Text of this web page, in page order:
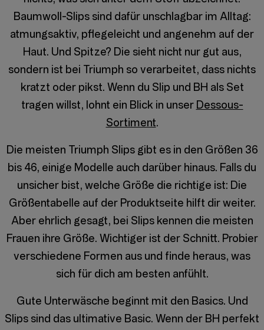
Baumwoll-Slips sind dafür unschlagbar im Alltag:
atmungsaktiv, pflegeleicht und angenehm auf der
Haut. Und Spitze? Die sieht nicht nur gut aus,
sondern ist bei Triumph so verarbeitet, dass nichts
kratzt oder pikst. Wenn du Slip und BH als Set
tragen willst, lohnt ein Blick in unser Dessous-
Sortiment.
Die meisten Triumph Slips gibt es in den Größen 36
bis 46, einige Modelle auch darüber hinaus. Falls du
unsicher bist, welche Größe die richtige ist: Die
Größentabelle auf der Produktseite hilft dir weiter.
Aber ehrlich gesagt, bei Slips kennen die meisten
Frauen ihre Größe. Wichtiger ist der Schnitt. Probier
verschiedene Formen aus und finde heraus, was
sich für dich am besten anfühlt.
Gute Unterwäsche beginnt mit den Basics. Und
Slips sind das ultimative Basic. Wenn der BH perfekt